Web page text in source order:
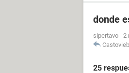
donde
sipertavo - 2
25